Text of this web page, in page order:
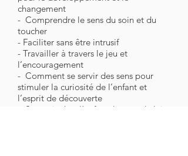
changement
- Comprendre le sens du soin et du
toucher
- Faciliter sans être intrusif
- Travailler à travers le jeu et
l’encouragement
- Comment se servir des sens pour
stimuler la curiosité de l’enfant et
l’esprit de découverte
- Soutenir chez l’enfant, le sens de lui